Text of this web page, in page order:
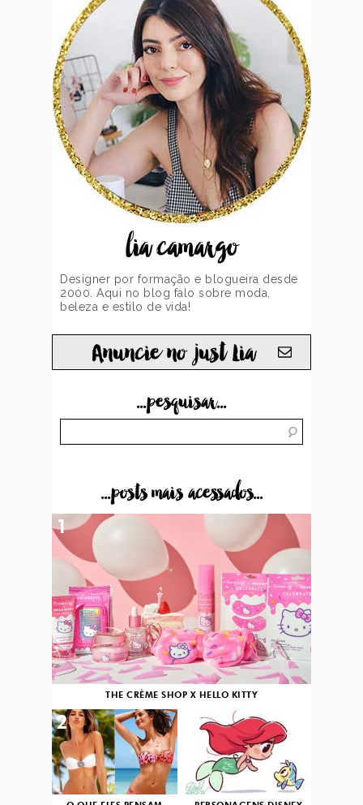
lia camargo
Designer por formação e blogueira desde
2000. Aqui no blog falo sobre moda,
beleza e estilo de vida!
Anuncie no just Lia
...pesquisar...
...posts mais acessados...
THE CRÈME SHOP X HELLO KITTY
1
2 3